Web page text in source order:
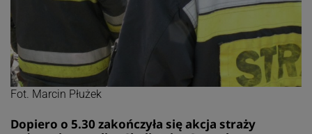
Fot. Marcin Płużek
Dopiero o 5.30 zakończyła się akcja straży